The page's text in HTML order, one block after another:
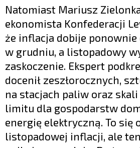
Natomiast Mariusz
ekonomista Konfederacji
że inflacja dobije ponownie
w grudniu, a listopadowy
zaskoczenie. Ekspert
docenił zeszłorocznych,
na stacjach paliw oraz
limitu dla gospodarstw
energię elektryczną. To się
listopadowej inflacji, ale